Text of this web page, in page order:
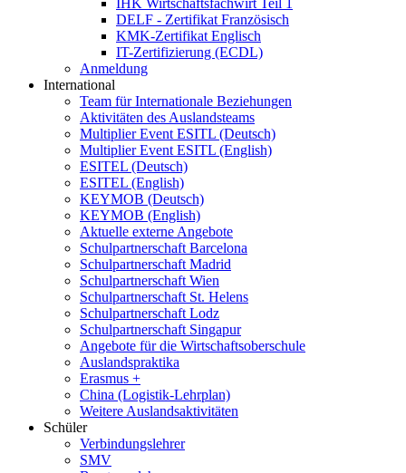
IHK Wirtschaftsfachwirt Teil 1
DELF - Zertifikat Französisch
KMK-Zertifikat Englisch
IT-Zertifizierung (ECDL)
Anmeldung
International
Team für Internationale Beziehungen
Aktivitäten des Auslandsteams
Multiplier Event ESITL (Deutsch)
Multiplier Event ESITL (English)
ESITEL (Deutsch)
ESITEL (English)
KEYMOB (Deutsch)
KEYMOB (English)
Aktuelle externe Angebote
Schulpartnerschaft Barcelona
Schulpartnerschaft Madrid
Schulpartnerschaft Wien
Schulpartnerschaft St. Helens
Schulpartnerschaft Lodz
Schulpartnerschaft Singapur
Angebote für die Wirtschaftsoberschule
Auslandspraktika
Erasmus +
China (Logistik-Lehrplan)
Weitere Auslandsaktivitäten
Schüler
Verbindungslehrer
SMV